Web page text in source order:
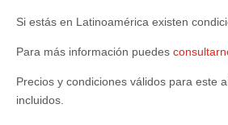
Si estás en Latinoamérica existen
Para más información puedes
Precios y condiciones válidos para este
incluidos.